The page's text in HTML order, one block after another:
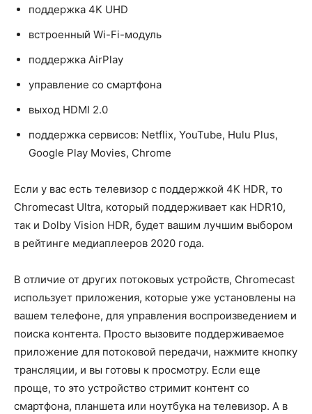
поддержка 4K UHD
встроенный Wi-Fi-модуль
поддержка AirPlay
управление со смартфона
выход HDMI 2.0
поддержка сервисов: Netflix, YouTube, Hulu Plus,
Google Play Movies, Chrome
Если у вас есть телевизор с поддержкой 4K HDR, то
Chromecast Ultra, который поддерживает как HDR10,
так и Dolby Vision HDR, будет вашим лучшим выбором
в рейтинге медиаплееров 2020 года.
В отличие от других потоковых устройств, Chromecast
использует приложения, которые уже установлены на
вашем телефоне, для управления воспроизведением и
поиска контента. Просто вызовите поддерживаемое
приложение для потоковой передачи, нажмите кнопку
трансляции, и вы готовы к просмотру. Если еще
проще, то это устройство стримит контент со
смартфона, планшета или ноутбука на телевизор. А в